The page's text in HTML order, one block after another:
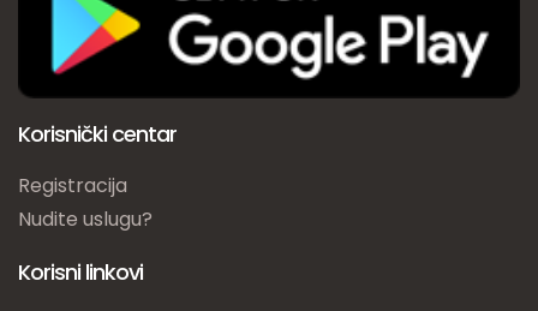
Korisnički centar
Registracija
Nudite uslugu?
Korisni linkovi